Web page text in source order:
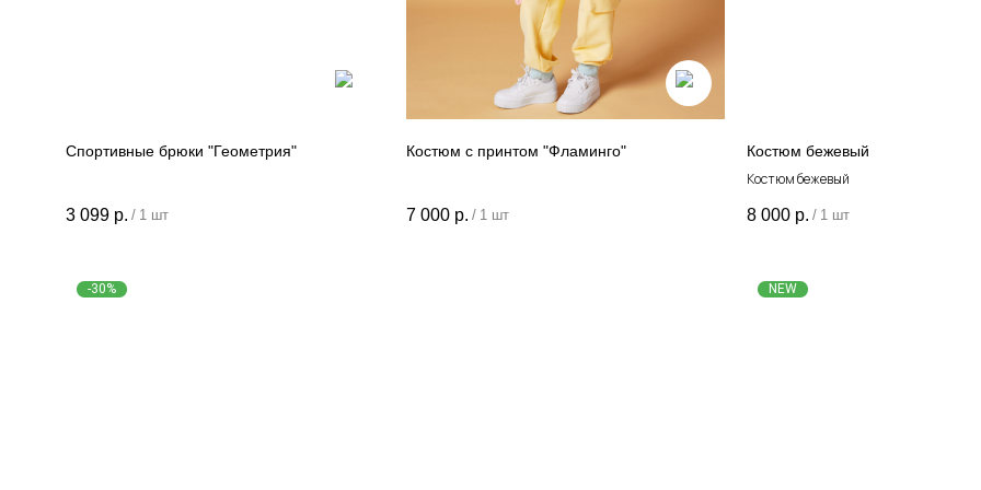
Спортивные брюки "Геометрия"
3 099 р. / 1 шт
Костюм с принтом "Фламинго"
7 000 р. / 1 шт
Костюм бежевый
Костюм бежевый
8 000 р. / 1 шт
-30% NEW